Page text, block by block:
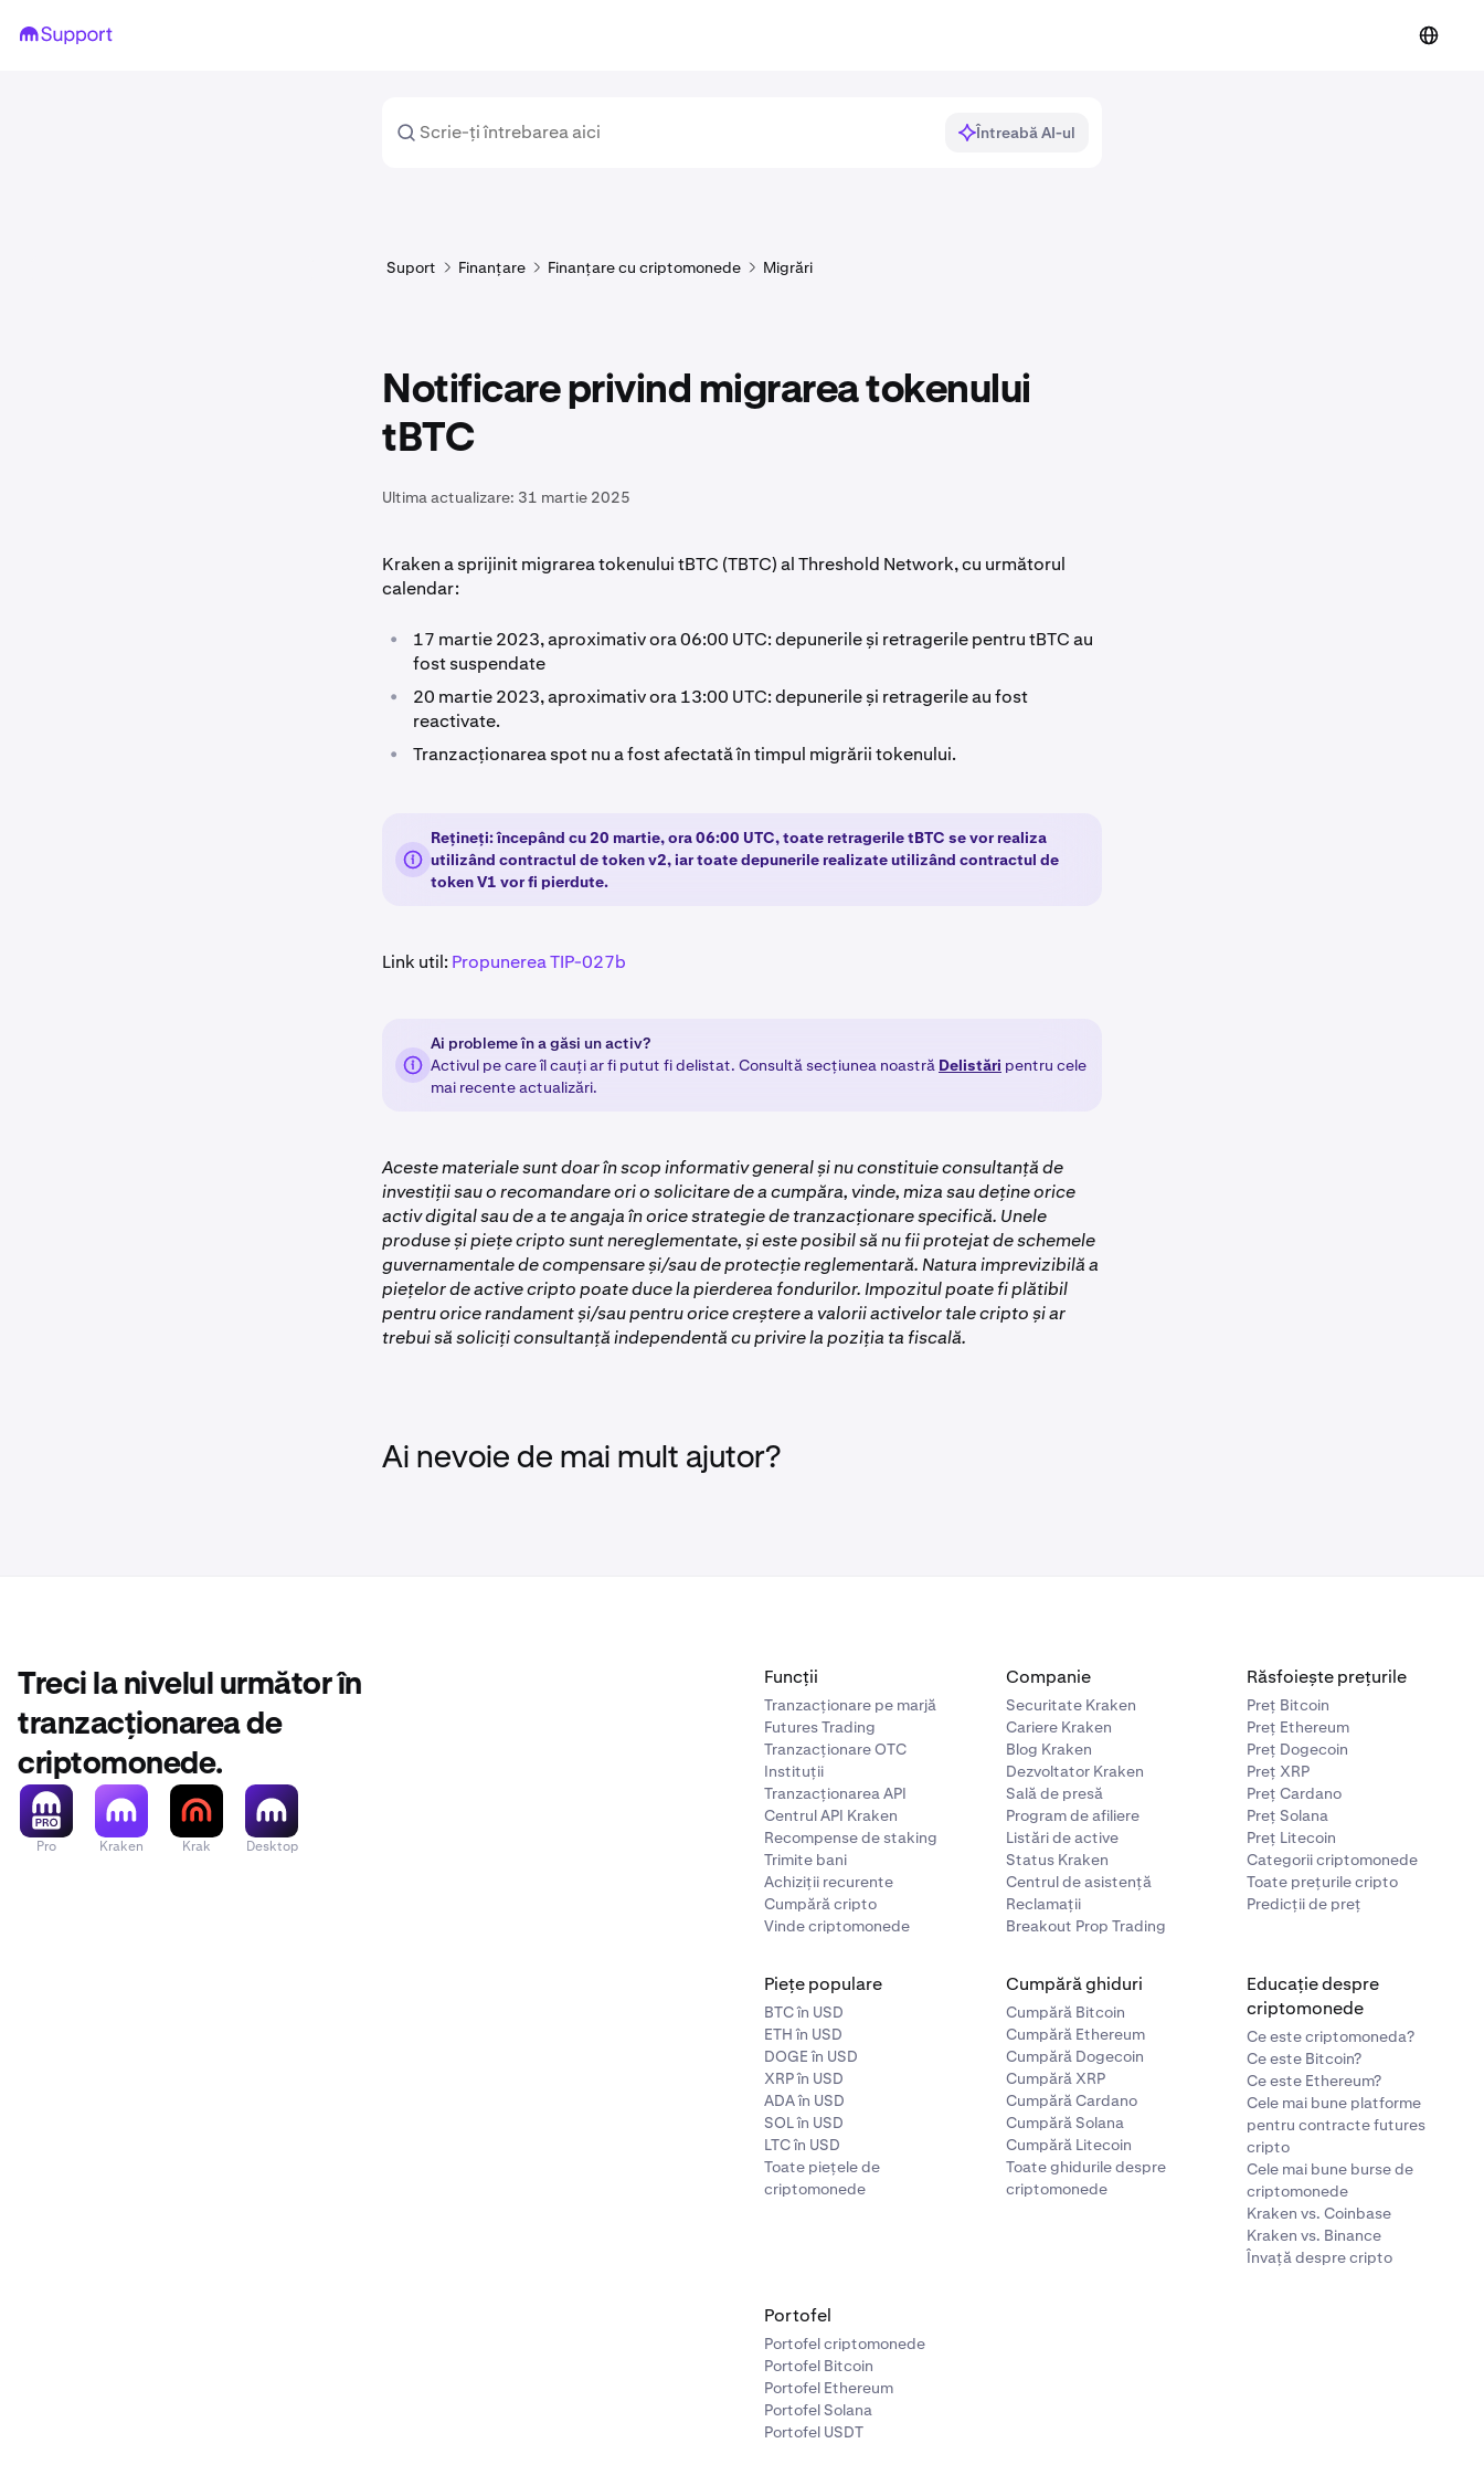
Întreabă AI-ul
Suport Finanțare Finanțare cu criptomonede Migrări
Notificare privind migrarea tokenului
tBTC
Ultima actualizare: 31 martie 2025
Kraken a sprijinit migrarea tokenului tBTC (TBTC) al Threshold Network, cu următorul
calendar:
•
17 martie 2023, aproximativ ora 06:00 UTC: depunerile și retragerile pentru tBTC au
fost suspendate
•
20 martie 2023, aproximativ ora 13:00 UTC: depunerile și retragerile au fost
reactivate.
• Tranzacționarea spot nu a fost afectată în timpul migrării tokenului.
Rețineți: începând cu 20 martie, ora 06:00 UTC, toate retragerile tBTC se vor realiza
utilizând contractul de token v2, iar toate depunerile realizate utilizând contractul de
token V1 vor fi pierdute.
Link util: Propunerea TIP-027b
Ai probleme în a găsi un activ?
Activul pe care îl cauți ar fi putut fi delistat. Consultă secțiunea noastră Delistări pentru cele
mai recente actualizări.
Aceste materiale sunt doar în scop informativ general și nu constituie consultanță de
investiții sau o recomandare ori o solicitare de a cumpăra, vinde, miza sau deține orice
activ digital sau de a te angaja în orice strategie de tranzacționare specifică. Unele
produse și piețe cripto sunt nereglementate, și este posibil să nu fii protejat de schemele
guvernamentale de compensare și/sau de protecție reglementară. Natura imprevizibilă a
piețelor de active cripto poate duce la pierderea fondurilor. Impozitul poate fi plătibil
pentru orice randament și/sau pentru orice creștere a valorii activelor tale cripto și ar
trebui să soliciți consultanță independentă cu privire la poziția ta fiscală.
Ai nevoie de mai mult ajutor?
Treci la nivelul următor în
tranzacționarea de
criptomonede.
Pro Kraken Krak Desktop
Funcții
Tranzacționare pe marjă
Futures Trading
Tranzacționare OTC
Instituții
Tranzacționarea API
Centrul API Kraken
Recompense de staking
Trimite bani
Achiziții recurente
Cumpără cripto
Vinde criptomonede
Companie
Securitate Kraken
Cariere Kraken
Blog Kraken
Dezvoltator Kraken
Sală de presă
Program de afiliere
Listări de active
Status Kraken
Centrul de asistență
Reclamații
Breakout Prop Trading
Răsfoiește prețurile
Preț Bitcoin
Preț Ethereum
Preț Dogecoin
Preț XRP
Preț Cardano
Preț Solana
Preț Litecoin
Categorii criptomonede
Toate prețurile cripto
Predicții de preț
Piețe populare
BTC în USD
ETH în USD
DOGE în USD
XRP în USD
ADA în USD
SOL în USD
LTC în USD
Toate piețele de
criptomonede
Cumpără ghiduri
Cumpără Bitcoin
Cumpără Ethereum
Cumpără Dogecoin
Cumpără XRP
Cumpără Cardano
Cumpără Solana
Cumpără Litecoin
Toate ghidurile despre
criptomonede
Educație despre
criptomonede
Ce este criptomoneda?
Ce este Bitcoin?
Ce este Ethereum?
Cele mai bune platforme
pentru contracte futures
cripto
Cele mai bune burse de
criptomonede
Kraken vs. Coinbase
Kraken vs. Binance
Învață despre cripto
Portofel
Portofel criptomonede
Portofel Bitcoin
Portofel Ethereum
Portofel Solana
Portofel USDT